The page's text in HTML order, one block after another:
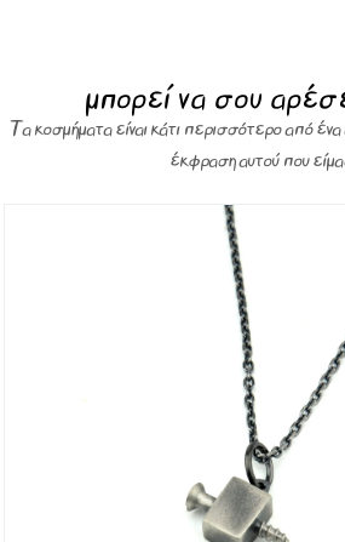
μπορεί να σου
Τα κοσμήματα είναι κάτι περισσότερο από
έκφραση αυτού που